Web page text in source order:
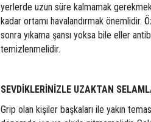
yerlerde uzun süre kalmamak
kadar ortamı havalandırmak önemlidir.
sonra yıkama şansı yoksa bile eller
temizlenmelidir.
SEVDİKLERİNİZLE UZAKTAN
Grip olan kişiler başkaları ile yakın